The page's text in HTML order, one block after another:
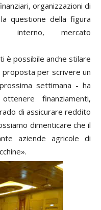
organizzazioni di
questione della figura
interno, mercato
è possibile anche stilare
proposta per scrivere un
settimana - ha
finanziamenti,
di assicurare reddito
dimenticare che il
aziende agricole di